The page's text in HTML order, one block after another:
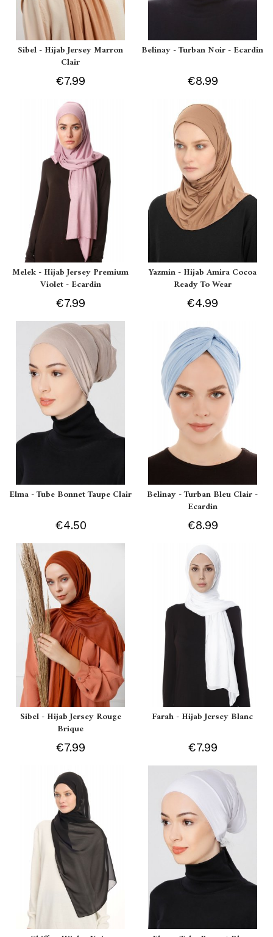
Sibel - Hijab Jersey Marron
Clair
€7.99
Belinay - Turban Noir - Ecardin
€8.99
Melek - Hijab Jersey Premium
Violet - Ecardin
€7.99
Yazmin - Hijab Amira Cocoa
Ready To Wear
€4.99
Elma - Tube Bonnet Taupe Clair
€4.50
Belinay - Turban Bleu Clair -
Ecardin
€8.99
Sibel - Hijab Jersey Rouge
Brique
€7.99
Farah - Hijab Jersey Blanc
€7.99